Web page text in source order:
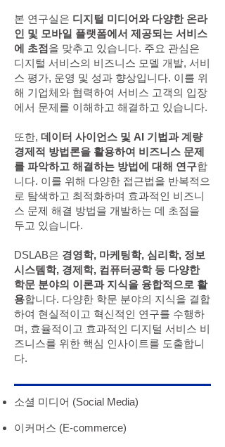
본 연구실은 디지털 미디어와 다양한 온라
인 및 모바일 플랫폼에서 제공되는 서비스
에 초점을 맞추고 있습니다. 주요 관심은
디지털 서비스의 비즈니스 모델 개발, 서비
스 평가, 운영 및 성과 향상입니다. 이를 위
해 기업체와 협력하여 서비스 고객의 입장
에서 문제를 이해하고 해결하고 있습니다.
또한, 데이터 사이언스 및 AI 기법과 계량
경제적 방법론을 활용하여 비즈니스 문제
를 파악하고 해결하는 방법에 대해 연구합
니다. 이를 위해 다양한 접근법을 반복적으
로 탐색하고 최적화하며 효과적인 비즈니
스 문제 해결 방법을 개발하는 데 초점을
두고 있습니다.
DSLAB은 경영학, 마케팅학, 심리학, 정보
시스템학, 경제학, 컴퓨터공학 등 다양한
학문 분야의 이론과 지식을 융합적으로 활
용합니다. 다양한 학문 분야의 지식을 결합
하여 현실적이고 혁신적인 연구를 수행하
며, 효율적이고 효과적인 디지털 서비스 비
즈니스를 위한 핵심 인사이트를 도출합니
다.
​소셜 미디어 (Social Media)
이커머스 (E-commerce)